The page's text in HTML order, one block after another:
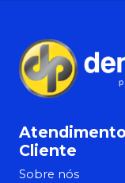
Cliente
Sobre nós